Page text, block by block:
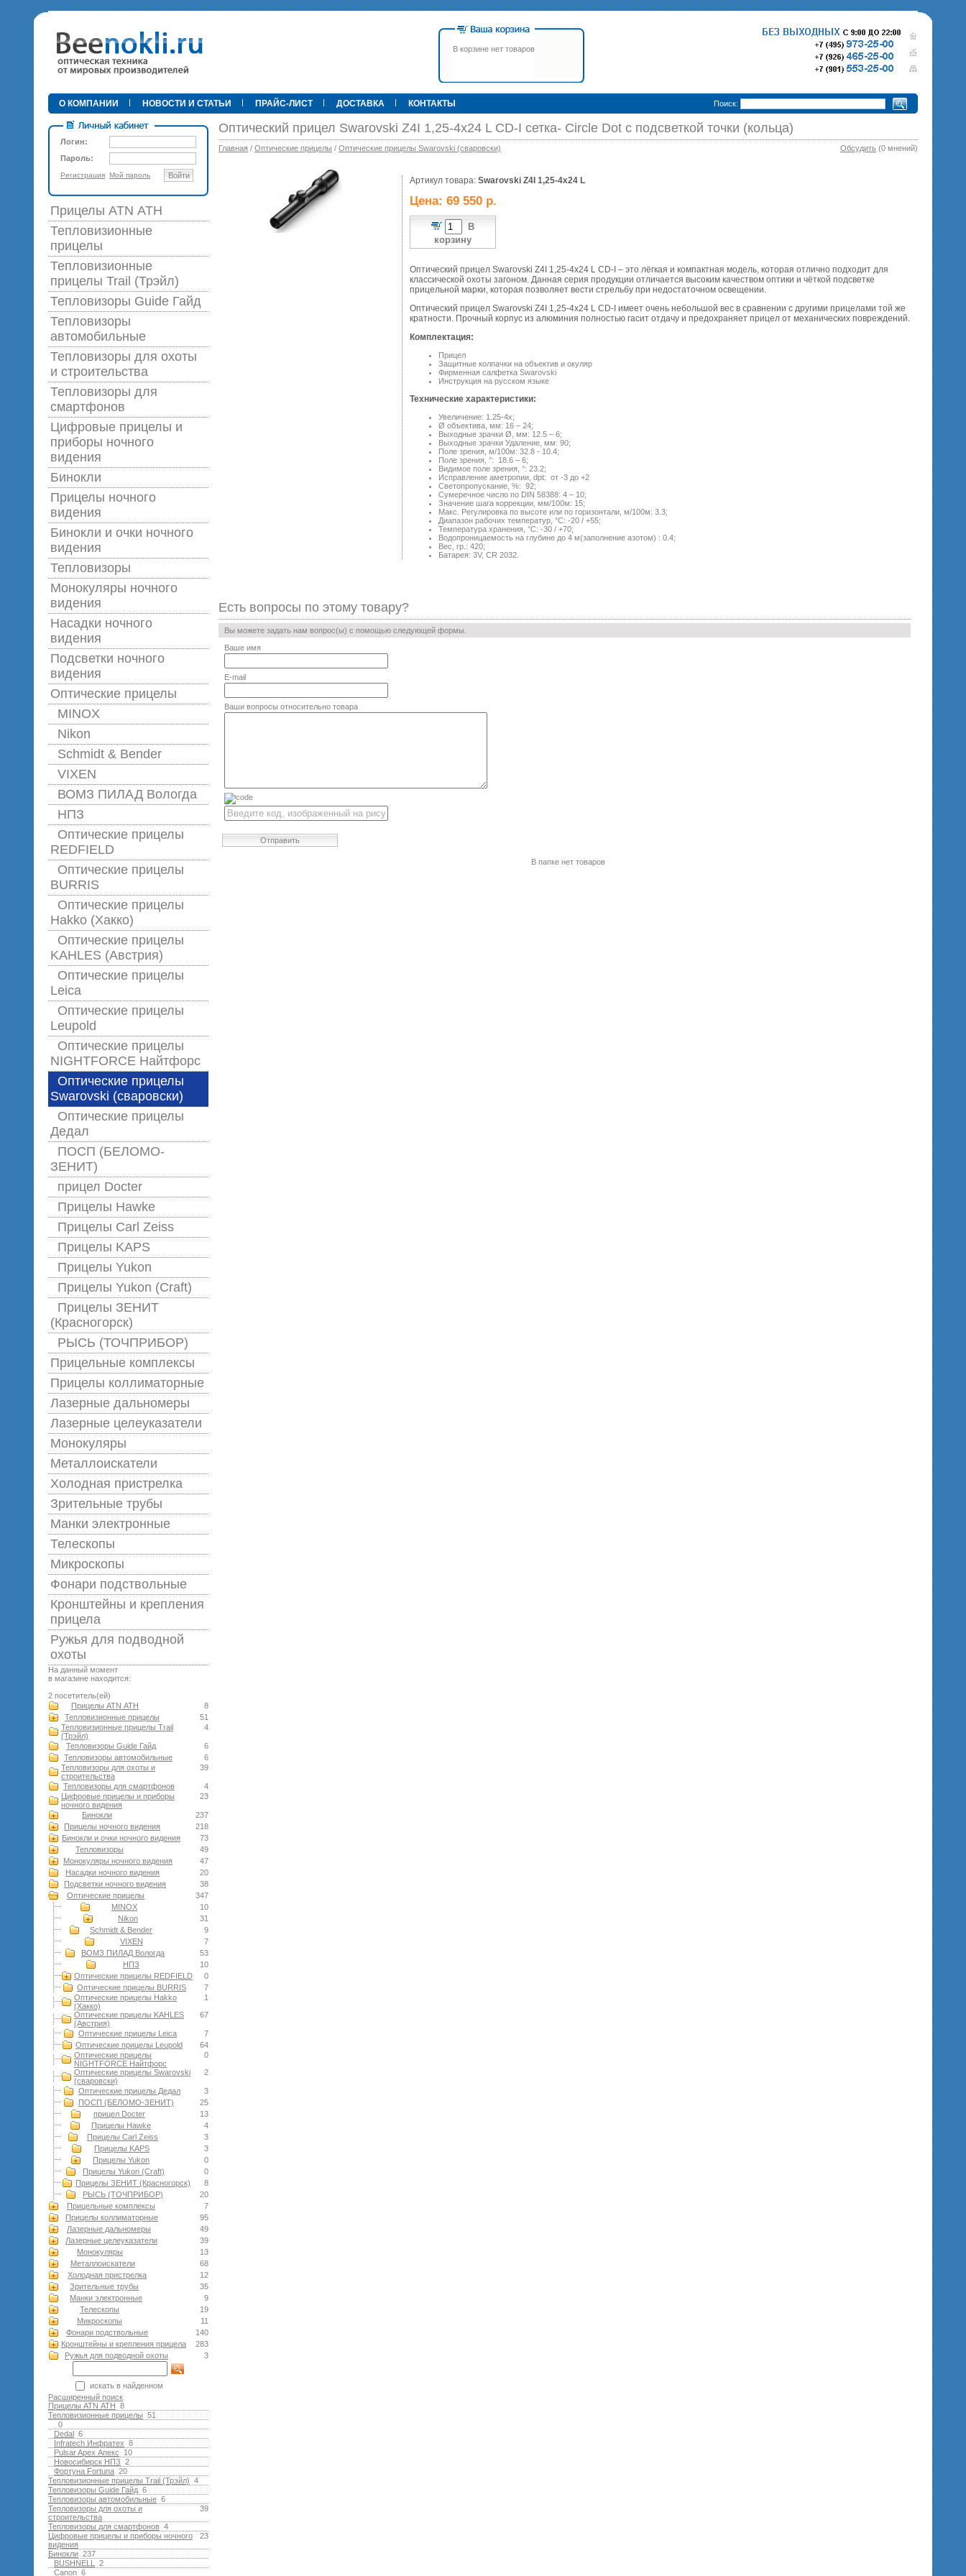
• •
В корзине нет товаров
89 000 р. 79 900 р.
Прицел ATN X-Sight-4k Pro,
3-14, день/ночь (до
600м/400м), трубка 30мм,
фото/видео, IOS/Android, до
6000Дж, 940гр.
395 000 р.
О КОМПАНИИ НОВОСТИ И СТАТЬИ ПРАЙС-ЛИСТ ДОСТАВКА КОНТАКТЫ Поиск:
Логин:
Пароль:
Регистрация Мой пароль Войти
Прицелы ATN АТН
Тепловизионные
прицелы
Тепловизионные
прицелы Trail (Трэйл)
Тепловизоры Guide Гайд
Тепловизоры
автомобильные
Тепловизоры для охоты
и строительства
Тепловизоры для
смартфонов
Цифровые прицелы и
приборы ночного
видения
Бинокли
Прицелы ночного
видения
Бинокли и очки ночного
видения
Тепловизоры
Монокуляры ночного
видения
Насадки ночного
видения
Подсветки ночного
видения
Оптические прицелы
MINOX
Nikon
Schmidt & Bender
VIXEN
ВОМЗ ПИЛАД Вологда
НПЗ
Оптические прицелы
REDFIELD
Оптические прицелы
BURRIS
Оптические прицелы
Hakko (Хакко)
Оптические прицелы
KAHLES (Австрия)
Оптические прицелы
Leica
Оптические прицелы
Leupold
Оптические прицелы
NIGHTFORCE Найтфорс
Оптические прицелы
Swarovski (сваровски)
Оптические прицелы
Дедал
ПОСП (БЕЛОМО-
ЗЕНИТ)
прицел Docter
Прицелы Hawke
Прицелы Carl Zeiss
Прицелы KAPS
Прицелы Yukon
Прицелы Yukon (Craft)
Прицелы ЗЕНИТ
(Красногорск)
РЫСЬ (ТОЧПРИБОР)
Прицельные комплексы
Прицелы коллиматорные
Лазерные дальномеры
Лазерные целеуказатели
Монокуляры
Металлоискатели
Холодная пристрелка
Зрительные трубы
Манки электронные
Телескопы
Микроскопы
Фонари подствольные
Кронштейны и крепления
прицела
Ружья для подводной
оxоты
На данный момент
в магазине находится:
2 посетитель(ей)
8
Прицелы ATN АТН
51
Тепловизионные прицелы
4
Тепловизионные прицелы Trail
(Трэйл)
6
Тепловизоры Guide Гайд
6
Тепловизоры автомобильные
39
Тепловизоры для охоты и
строительства
4
Тепловизоры для смартфонов
23
Цифровые прицелы и приборы
ночного видения
237
Бинокли
218
Прицелы ночного видения
73
Бинокли и очки ночного видения
49
Тепловизоры
47
Монокуляры ночного видения
20
Насадки ночного видения
38
Подсветки ночного видения
347
Оптические прицелы
10
MINOX
31
Nikon
9
Schmidt & Bender
7
VIXEN
53
ВОМЗ ПИЛАД Вологда
10
НПЗ
0
Оптические прицелы REDFIELD
7
Оптические прицелы BURRIS
1
Оптические прицелы Hakko
(Хакко)
67
Оптические прицелы KAHLES
(Австрия)
7
Оптические прицелы Leica
64
Оптические прицелы Leupold
0
Оптические прицелы
NIGHTFORCE Найтфорс
2
Оптические прицелы Swarovski
(сваровски)
3
Оптические прицелы Дедал
25
ПОСП (БЕЛОМО-ЗЕНИТ)
13
прицел Docter
4
Прицелы Hawke
3
Прицелы Carl Zeiss
3
Прицелы KAPS
0
Прицелы Yukon
0
Прицелы Yukon (Craft)
8
Прицелы ЗЕНИТ (Красногорск)
20
РЫСЬ (ТОЧПРИБОР)
7
Прицельные комплексы
95
Прицелы коллиматорные
49
Лазерные дальномеры
39
Лазерные целеуказатели
13
Монокуляры
68
Металлоискатели
12
Холодная пристрелка
35
Зрительные трубы
9
Манки электронные
19
Телескопы
11
Микроскопы
140
Фонари подствольные
283
Кронштейны и крепления прицела
3
Ружья для подводной оxоты
искать в найденном
Расширенный поиск
8
Прицелы ATN АТН
51
Тепловизионные прицелы
0
6
Dedal
8
Infratech Инфратех
10
Pulsar Apex Апекс
2
Новосибирск НПЗ
20
Фортуна Fortuna
4
Тепловизионные прицелы Trail (Трэйл)
6
Тепловизоры Guide Гайд
6
Тепловизоры автомобильные
39
Тепловизоры для охоты и
строительства
4
Тепловизоры для смартфонов
23
Цифровые прицелы и приборы ночного
видения
237
Бинокли
2
BUSHNELL
6
Canon
Оптический прицел Swarovski Z4I 1,25-4х24 L CD-I cетка- Circle Dot с подсветкой точки (кольца)
Обсудить (0 мнений)
Главная / Оптические прицелы / Оптические прицелы Swarovski (сваровски)
Артикул товара: Swarovski Z4I 1,25-4х24 L
Цена: 69 550 р.
В
корзину
Оптический прицел Swarovski Z4I 1,25-4x24 L CD-I – это лёгкая и компактная модель, которая отлично подходит для
классической охоты загоном. Данная серия продукции отличается высоким качеством оптики и чёткой подсветке
прицельной марки, которая позволяет вести стрельбу при недостаточном освещении.
Оптический прицел Swarovski Z4I 1,25-4x24 L CD-I имеет очень небольшой вес в сравнении с другими прицелами той же
кратности. Прочный корпус из алюминия полностью гасит отдачу и предохраняет прицел от механических повреждений.
Комплектация:
Прицел
Защитные колпачки на объектив и окуляр
Фирменная салфетка Swarovski
Инструкция на русском языке
Технические характеристики:
Увеличение: 1.25-4x;
Ø объектива, мм: 16 – 24;
Bыходные зрачки Ø, мм: 12.5 – 6;
Выходные зрачки Удаление, мм: 90;
Поле зрения, м/100м: 32.8 - 10.4;
Поле зрения, °: 18.6 – 6;
Видимое поле зрения, °: 23.2;
Исправление аметропии, dpt: от -3 до +2
Светопропускание, %: 92;
Сумеречное число по DIN 58388: 4 – 10;
Значение шага коррекции, мм/100м: 15;
Макс. Регулировка по высоте или по горизонтали, м/100м: 3.3;
Диапазон рабочих температур, °C: -20 / +55;
Температура хранения, °C: -30 / +70;
Водопроницаемость на глубине до 4 м(заполнение азотом) : 0.4;
Вес, гр.: 420;
Батарея: 3V, CR 2032.
Есть вопросы по этому товару?
Вы можете задать нам вопрос(ы) с помощью следующей формы.
Ваше имя
E-mail
Ваши вопросы относительно товара
Отправить
В папке нет товаров